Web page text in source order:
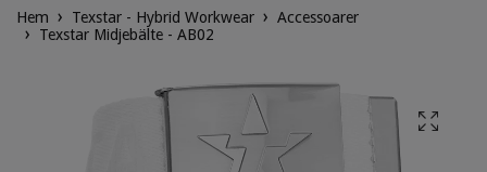
Hem Texstar - Hybrid Workwear
Accessoarer
Texstar Midjebälte - AB02